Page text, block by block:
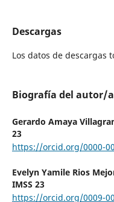
Descargas
Los datos de descargas
Biografía del autor/a
Gerardo Amaya
23
https://orcid.org/0000-
Evelyn Yamile Rios
IMSS 23
https://orcid.org/0009-